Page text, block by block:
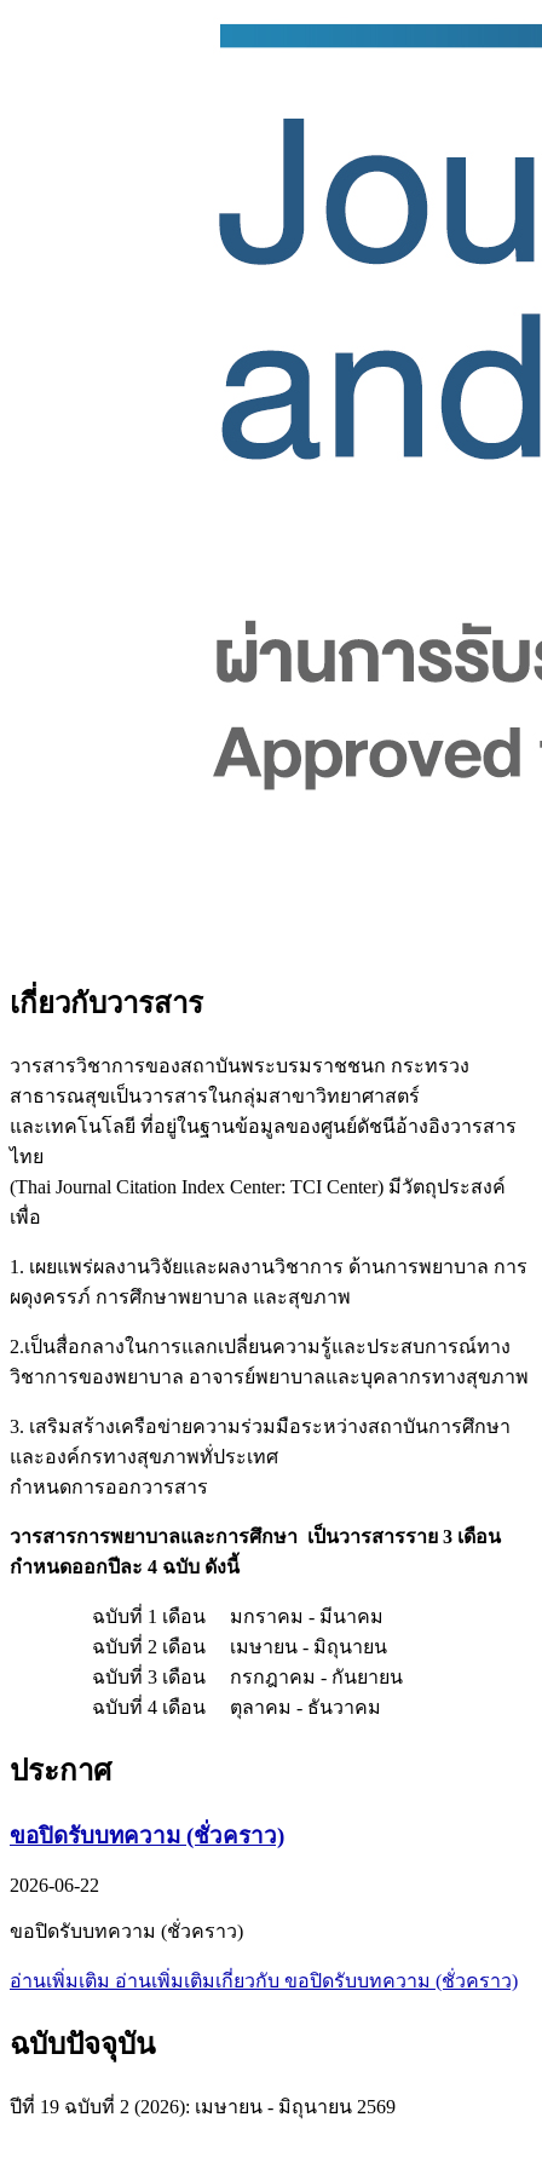
เกี่ยวกับวารสาร
วารสารวิชาการของสถาบันพระบรมราชชนก กระทรวง
สาธารณสุขเป็นวารสารในกลุ่มสาขาวิทยาศาสตร์
และเทคโนโลยี ที่อยู่ในฐานข้อมูลของศูนย์ดัชนีอ้างอิงวารสาร
ไทย
(Thai Journal Citation Index Center: TCI Center) มีวัตถุประสงค์
เพื่อ
1. เผยแพร่ผลงานวิจัยและผลงานวิชาการ ด้านการพยาบาล การ
ผดุงครรภ์ การศึกษาพยาบาล และสุขภาพ
2.เป็นสื่อกลางในการแลกเปลี่ยนความรู้และประสบการณ์ทาง
วิชาการของพยาบาล อาจารย์พยาบาลและบุคลากรทางสุขภาพ
3. เสริมสร้างเครือข่ายความร่วมมือระหว่างสถาบันการศึกษา
และองค์กรทางสุขภาพทั่ประเทศ
กำหนดการออกวารสาร
วารสารการพยาบาลและการศึกษา เป็นวารสารราย 3 เดือน
กำหนดออกปีละ 4 ฉบับ ดังนี้
ฉบับที่ 1 เดือน มกราคม - มีนาคม
ฉบับที่ 2 เดือน เมษายน - มิถุนายน
ฉบับที่ 3 เดือน กรกฎาคม - กันยายน
ฉบับที่ 4 เดือน ตุลาคม - ธันวาคม
ประกาศ
ขอปิดรับบทความ (ชั่วคราว)
2026-06-22
ขอปิดรับบทความ (ชั่วคราว)
อ่านเพิ่มเติม อ่านเพิ่มเติมเกี่ยวกับ ขอปิดรับบทความ (ชั่วคราว)
ฉบับปัจจุบัน
ปีที่ 19 ฉบับที่ 2 (2026): เมษายน - มิถุนายน 2569